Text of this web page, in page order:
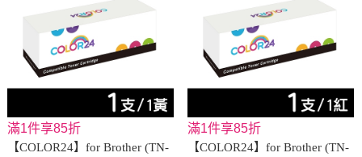
滿1件享85折
【COLOR24】for Brother (TN-
滿1件享85折
【COLOR24】for Brother (TN-